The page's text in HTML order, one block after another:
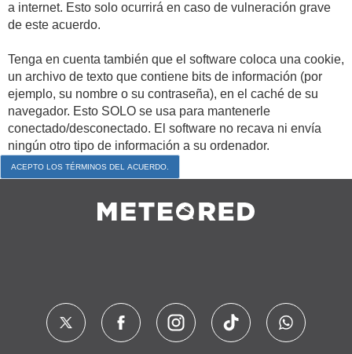
a internet. Esto solo ocurrirá en caso de vulneración grave
de este acuerdo.
Tenga en cuenta también que el software coloca una cookie,
un archivo de texto que contiene bits de información (por
ejemplo, su nombre o su contraseña), en el caché de su
navegador. Esto SOLO se usa para mantenerle
conectado/desconectado. El software no recava ni envía
ningún otro tipo de información a su ordenador.